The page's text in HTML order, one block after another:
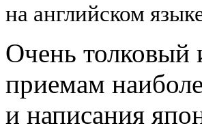
на английском
Очень толковый
приемам
и написания